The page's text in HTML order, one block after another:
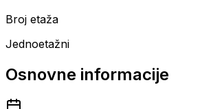
Broj etaža
Jednoetažni
Osnovne informacije